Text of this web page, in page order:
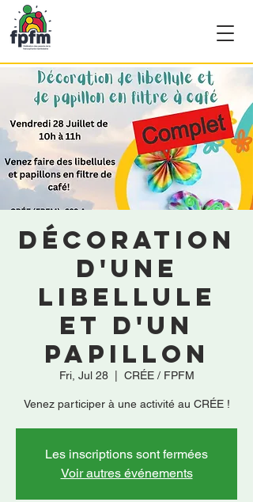
Décoration
d'une
libellule
et d'un
papillon
Fri, Jul 28
  |
CRÉE / FPFM
Venez participer à une activité au CRÉE !
Les inscriptions sont fermées
Voir autres événements